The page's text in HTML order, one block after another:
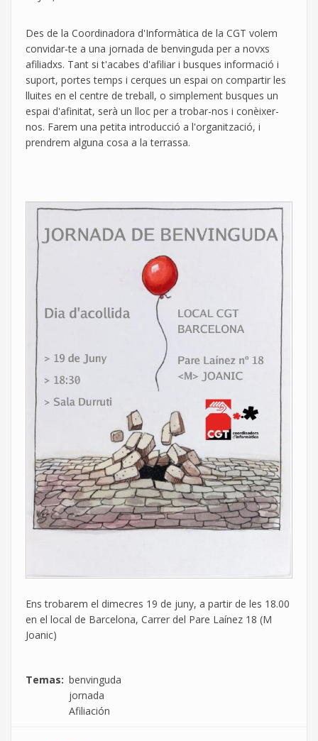
Coordinadora
de
Informática
de
CGT
Des de la Coordinadora d'Informàtica de la CGT volem
convidar-te a una jornada de benvinguda per a novxs
afiliadxs. Tant si t'acabes d'afiliar i busques informació i
suport, portes temps i cerques un espai on compartir les
lluites en el centre de treball, o simplement busques un
espai d'afinitat, serà un lloc per a trobar-nos i conèixer-
nos. Farem una petita introducció a l'organització, i
prendrem alguna cosa a la terrassa.
Ens trobarem el dimecres 19 de juny, a partir de les 18.00
en el local de Barcelona, Carrer del Pare Laínez 18 (M
Joanic)
Temas
benvinguda
jornada
Afiliación